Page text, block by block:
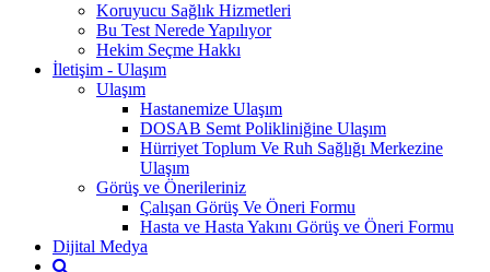
Koruyucu Sağlık Hizmetleri
Bu Test Nerede Yapılıyor
Hekim Seçme Hakkı
İletişim - Ulaşım
Ulaşım
Hastanemize Ulaşım
DOSAB Semt Polikliniğine Ulaşım
Hürriyet Toplum Ve Ruh Sağlığı Merkezine
Ulaşım
Görüş ve Önerileriniz
Çalışan Görüş Ve Öneri Formu
Hasta ve Hasta Yakını Görüş ve Öneri Formu
Dijital Medya